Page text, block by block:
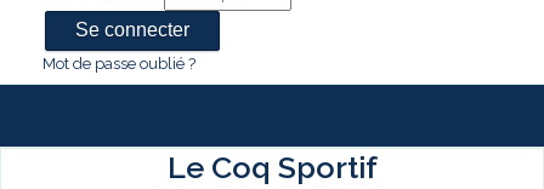
Mot de passe oublié ?
Le Coq Sportif